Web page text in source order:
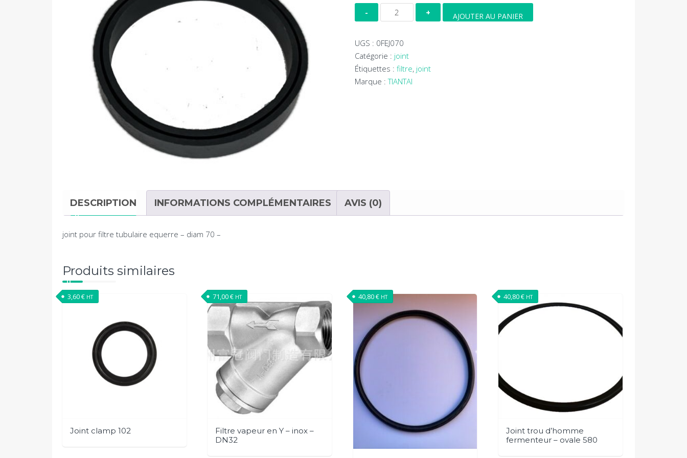
quantité
de
de
Filtre
Equerre
70
AJOUTER AU PANIER
UGS : 0FEJ070
Catégorie : joint
Étiquettes : filtre, joint
Marque :TIANTAI
DESCRIPTION INFORMATIONS COMPLÉMENTAIRES AVIS (0)
joint pour filtre tubulaire equerre – diam 70 –
Produits similaires
Joint clamp 102
3,60€ HT
Filtre vapeur en Y – inox –
DN32
71,00€ HT 40,80€ HT
Joint trou d’homme
fermenteur – ovale 580
40,80€ HT